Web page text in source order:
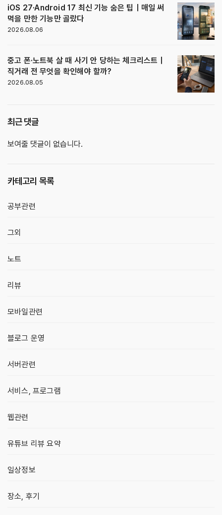
iOS 27·Android 17 최신 기능 숨은 팁｜매일 써
먹을 만한 기능만 골랐다
2026.08.06
중고 폰·노트북 살 때 사기 안 당하는 체크리스트｜
직거래 전 무엇을 확인해야 할까?
2026.08.05
최근 댓글
보여줄 댓글이 없습니다.
카테고리 목록
공부관련
그외
노트
리뷰
모바일관련
블로그 운영
서버관련
서비스, 프로그램
웹관련
유튜브 리뷰 요약
일상정보
장소, 후기